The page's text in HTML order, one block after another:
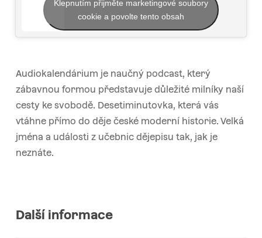
Klepnutím přijměte marketingové soubory
cookie a povolte tento obsah
Audiokalendárium je naučný podcast, který
zábavnou formou představuje důležité milníky naší
cesty ke svobodě. Desetiminutovka, která vás
vtáhne přímo do děje české moderní historie. Velká
jména a události z učebnic dějepisu tak, jak je
neznáte.
Další informace